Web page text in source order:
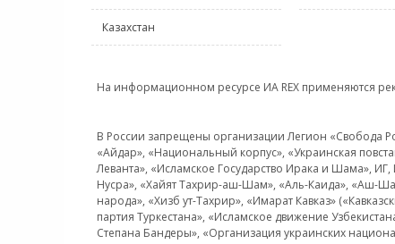
Казахстан
На информационном ресурсе ИА REX применяются
В России запрещены организации Легион «Свобода
«Айдар», «Национальный корпус», «Украинская
Леванта», «Исламское Государство Ирака и Шама»,
Нусра», «Хайят Тахрир-аш-Шам», «Аль-Каида», «Аш-
народа», «Хизб ут-Тахрир», «Имарат Кавказ»
партия Туркестана», «Исламское движение
Степана Бандеры», «Организация украинских